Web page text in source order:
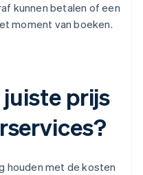
kunnen betalen of een
moment van boeken.
juiste prijs
houden met de kosten